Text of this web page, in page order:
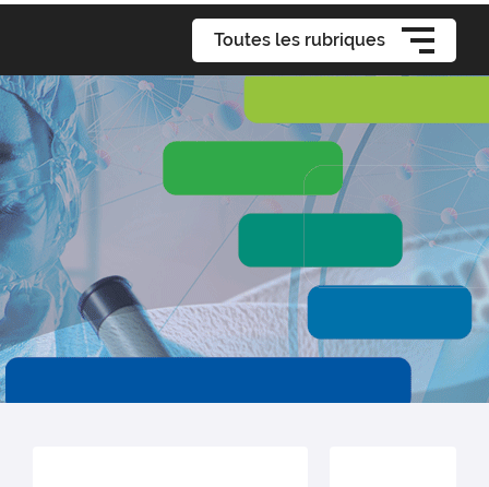
Toutes les rubriques